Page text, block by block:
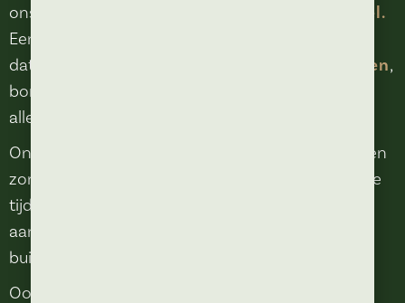
ons
sfeervolle terras midden in Kaatsheuvel.
Een avondje uit eten in Kaatsheuvel krijgt zo net
dat extra beetje charme. Buiten
gezellig lunchen,
borrelen in de zon of
allemaal bij Anton.
Ons terras is een geliefde plek tijdens de lente- en
zomermaanden. Dankzij de centrale ligging kun je
tijdens een dagje uit in Kaatsheuvel gemakkelijk
aanschuiven voor een drankje of diner in de
buitenlucht.
Ook voor een gezellige middagborrel of een